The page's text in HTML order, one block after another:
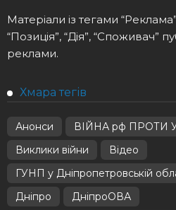
Матеріали із тегами
“Позиція”, “Дія”, “Споживач”
реклами.
Хмара тегів
Анонси ВІЙНА рф ПРОТИ
Виклики війни
Відео
ГУНП у Дніпропетровській
Дніпро
ДніпроОВА